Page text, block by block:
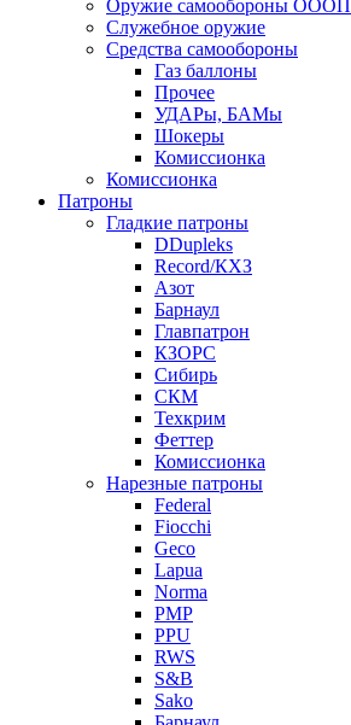
Оружие самообороны ОООП
Служебное оружие
Средства самообороны
Газ баллоны
Прочее
УДАРы, БАМы
Шокеры
Комиссионка
Комиссионка
Патроны
Гладкие патроны
DDupleks
Record/КХЗ
Азот
Барнаул
Главпатрон
КЗОРС
Сибирь
СКМ
Техкрим
Феттер
Комиссионка
Нарезные патроны
Federal
Fiocchi
Geco
Lapua
Norma
PMP
PPU
RWS
S&B
Sako